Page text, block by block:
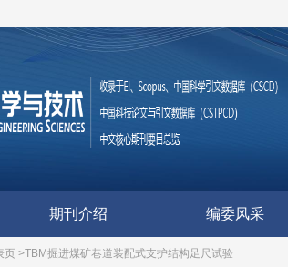
期刊介绍 编委风采
页 >TBM掘进煤矿巷道装配式支护结构足尺试验